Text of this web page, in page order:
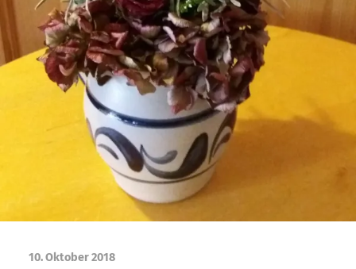
10. Oktober 2018